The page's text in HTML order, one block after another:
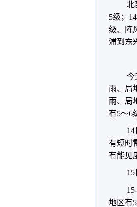
北
5级；
级、阵
浦到东
今
雨、局
雨、局
有5～6
有短时
有能见
地区有